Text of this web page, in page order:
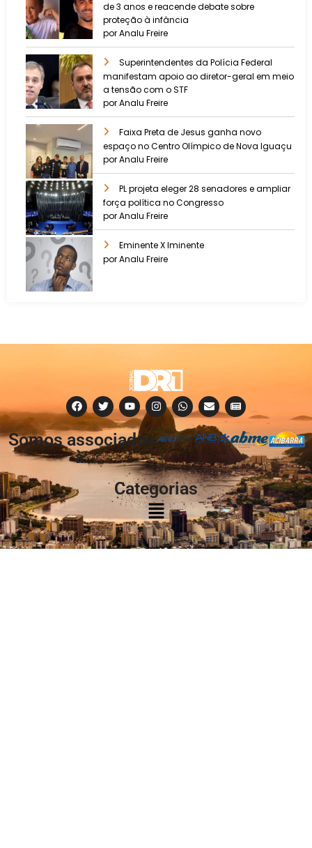
de 3 anos e reacende debate sobre
proteção à infância
por Analu Freire
Superintendentes da Polícia Federal
manifestam apoio ao diretor-geral em meio
a tensão com o STF
por Analu Freire
Faixa Preta de Jesus ganha novo
espaço no Centro Olímpico de Nova Iguaçu
por Analu Freire
PL projeta eleger 28 senadores e ampliar
força política no Congresso
por Analu Freire
Eminente X Iminente
por Analu Freire
Somos associados
à:
Categorias